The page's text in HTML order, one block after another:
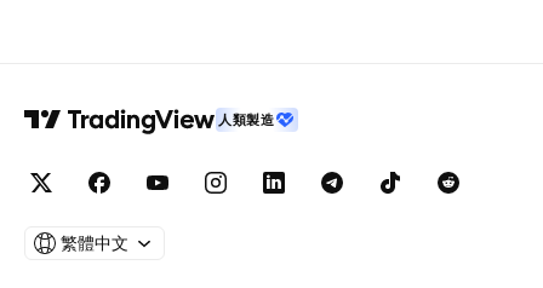
人類製造
繁體中文